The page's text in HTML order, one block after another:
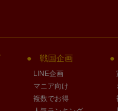
戦国企画
LINE企画
マニア向け
複数でお得